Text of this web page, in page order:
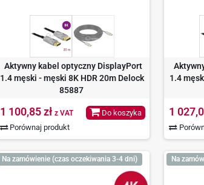
Aktywny kabel optyczny DisplayPort
1.4 męski - męski 8K HDR 20m Delock
85887
1 100,85 zł z VAT
Porównaj produkt
Do koszyka
1.4
1
Na zamówienie (czas oczekiwania 3-4 dni) Na